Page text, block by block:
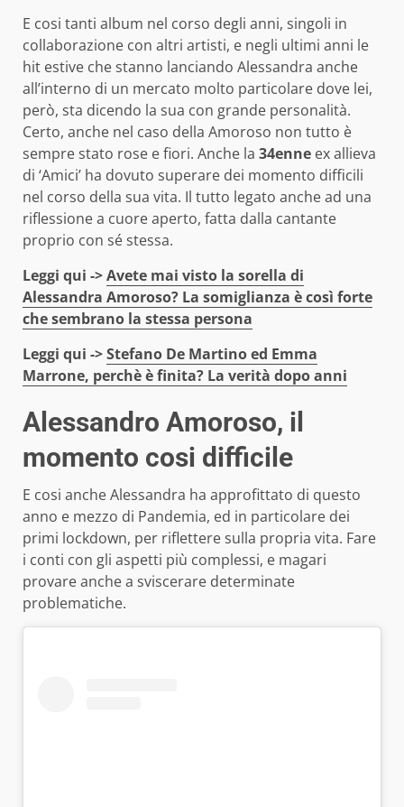
E cosi tanti album nel corso degli anni, singoli in
collaborazione con altri artisti, e negli ultimi anni le
hit estive che stanno lanciando Alessandra anche
all’interno di un mercato molto particolare dove lei,
però, sta dicendo la sua con grande personalità.
Certo, anche nel caso della Amoroso non tutto è
sempre stato rose e fiori. Anche la 34enne ex allieva
di ‘Amici’ ha dovuto superare dei momento difficili
nel corso della sua vita. Il tutto legato anche ad una
riflessione a cuore aperto, fatta dalla cantante
proprio con sé stessa.
Leggi qui ->Avete mai visto la sorella di
Alessandra Amoroso? La somiglianza è così forte
che sembrano la stessa persona
Leggi qui ->Stefano De Martino ed Emma
Marrone, perchè è finita? La verità dopo anni
Alessandro Amoroso, il
momento cosi difficile
E cosi anche Alessandra ha approfittato di questo
anno e mezzo di Pandemia, ed in particolare dei
primi lockdown, per riflettere sulla propria vita. Fare
i conti con gli aspetti più complessi, e magari
provare anche a sviscerare determinate
problematiche.